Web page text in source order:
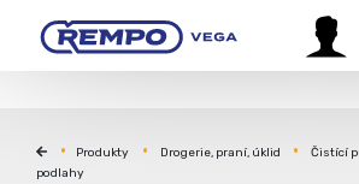
Produkty Drogerie, praní, úklid Čistící
podlahy